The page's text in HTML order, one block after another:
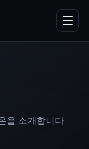
을 소개합니다